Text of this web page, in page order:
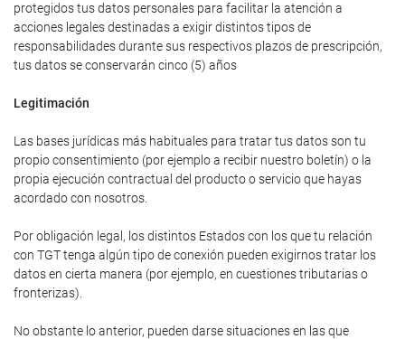
protegidos tus datos personales para facilitar la atención a
acciones legales destinadas a exigir distintos tipos de
responsabilidades durante sus respectivos plazos de prescripción,
tus datos se conservarán cinco (5) años
Legitimación
Las bases jurídicas más habituales para tratar tus datos son tu
propio consentimiento (por ejemplo a recibir nuestro boletín) o la
propia ejecución contractual del producto o servicio que hayas
acordado con nosotros.
Por obligación legal, los distintos Estados con los que tu relación
con TGT tenga algún tipo de conexión pueden exigirnos tratar los
datos en cierta manera (por ejemplo, en cuestiones tributarias o
fronterizas).
No obstante lo anterior, pueden darse situaciones en las que